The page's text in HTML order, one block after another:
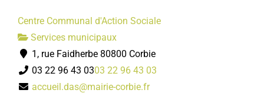
Centre Communal d'Action Sociale
Services municipaux
1, rue Faidherbe 80800 Corbie
03 22 96 43 0303 22 96 43 03
accueil.das@mairie-corbie.fr